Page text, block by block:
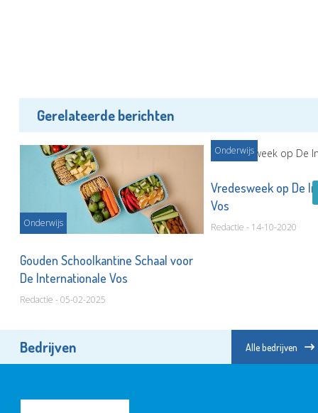
Gerelateerde berichten
Onderwijs
Gouden Schoolkantine Schaal voor
De Internationale Vos
Redactie - 05-02-2025
Onderwijs
Vredesweek op De
Vos
Redactie - 14-10-2020
Bedrijven Alle bedrijven